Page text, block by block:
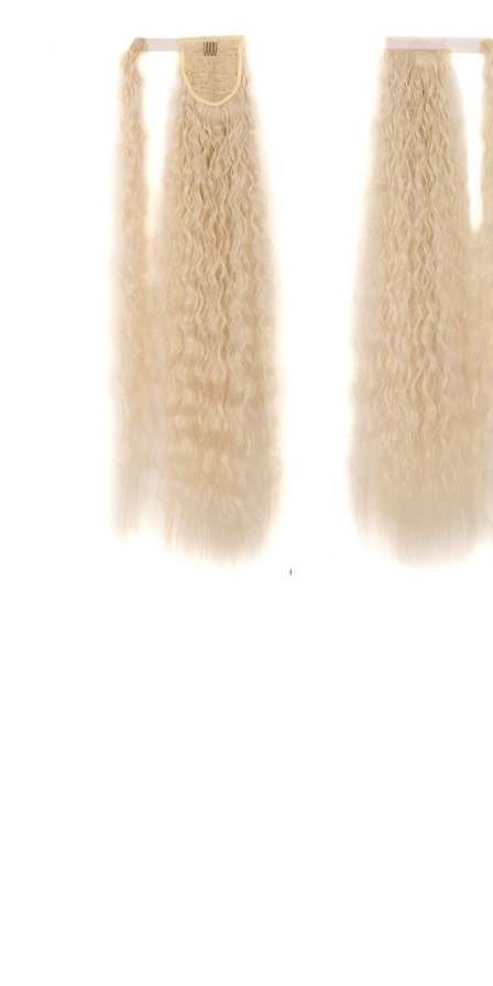
Protective hair extensions Αξεσουάρ